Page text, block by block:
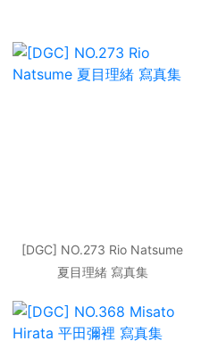
[DGC] NO.273 Rio Natsume
夏目理緒 寫真集